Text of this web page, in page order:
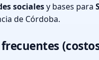
socialesy bases para
de Córdoba.